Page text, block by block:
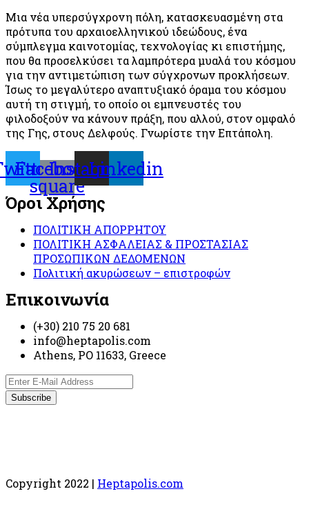
Μια νέα υπερσύγχρονη πόλη, κατασκευασμένη στα
πρότυπα του αρχαιοελληνικού ιδεώδους, ένα
σύμπλεγμα καινοτομίας, τεχνολογίας κι επιστήμης,
που θα προσελκύσει τα λαμπρότερα μυαλά του κόσμου
για την αντιμετώπιση των σύγχρονων προκλήσεων.
Ίσως το μεγαλύτερο αναπτυξιακό όραμα του κόσμου
αυτή τη στιγμή, το οποίο οι εμπνευστές του
φιλοδοξούν να κάνουν πράξη, που αλλού, στον ομφαλό
της Γης, στους Δελφούς. Γνωρίστε την Επτάπολη.
Facebook-
square
Instagram
Linkedin
Όροι Χρήσης
ΠΟΛΙΤΙΚΗ ΑΠΟΡΡΗΤΟΥ
ΠΟΛΙΤΙΚΗ ΑΣΦΑΛΕΙΑΣ & ΠΡΟΣΤΑΣΙΑΣ
ΠΡΟΣΩΠΙΚΩΝ ΔΕΔΟΜΕΝΩΝ
Πολιτική ακυρώσεων – επιστροφών
Επικοινωνία
(+30) 210 75 20 681
info@heptapolis.com
Athens, PO 11633, Greece
Copyright 2022 | Heptapolis.com